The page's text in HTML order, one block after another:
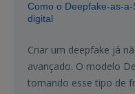
Como o Deepfake-as-
digital
Criar um deepfake já
avançado. O modelo
tornando esse tipo de